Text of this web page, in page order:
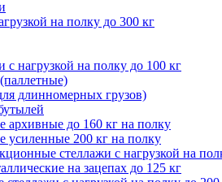
на полку до 300 кг
с нагрузкой на полку до 100 кг
длинномерных грузов)
архивные до 160 кг на полку
усиленные 200 кг на полку
стеллажи с нагрузкой на
на зацепах до 125 кг